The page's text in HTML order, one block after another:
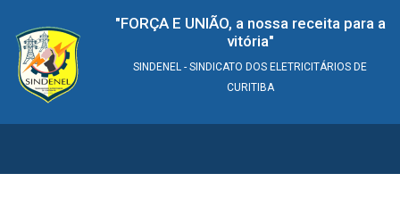
"FORÇA E UNIÃO, a nossa receita para a
vitória"
SINDENEL - SINDICATO DOS ELETRICITÁRIOS DE
CURITIBA